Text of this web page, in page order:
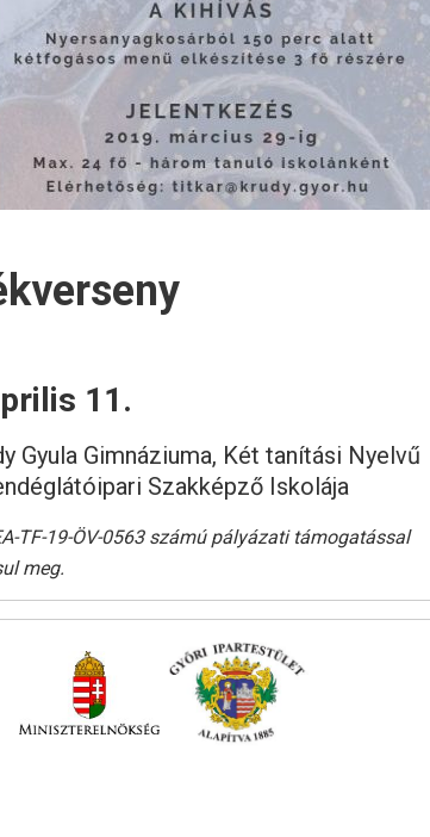
11.
Gyula Gimnáziuma, Két tanítási Nyelvű
Szakképző Iskolája
TF-19-ÖV-0563 számú pályázati támogatással
meg.